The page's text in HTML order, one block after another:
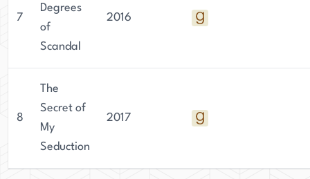
7
Degrees
of
Scandal
2016
8
The
Secret of
My
Seduction
2017